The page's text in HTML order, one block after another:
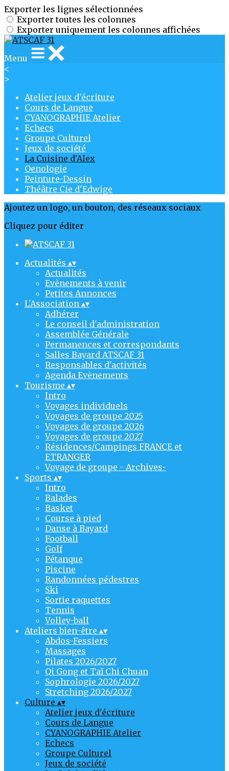
Exporter les lignes sélectionnées
Exporter toutes les colonnes
Exporter uniquement les colonnes affichées
Menu
<
>
Atelier jeux d'écriture
Cours de Langue
CYANOGRAPHIE Atelier
Echecs
Groupe Culturel
Jeux de société
La Cuisine d'Alex
Oenologie
Peinture-Dessin
Théâtre Cie d'Edwige
Ajoutez un logo, un bouton, des réseaux sociaux
Cliquez pour éditer
Actualités ▴▾
Actualités
Evènements à venir
Petites Annonces
L'Association ▴▾
Adhérer
Le conseil d'administration
Assemblée Générale
Permanences et correspondants
Salles Bayard ATSCAF 31
Responsables d'activités
Agenda Evènements
Tourisme ▴▾
Intro
Voyages individuels
Voyages de groupe 2025
Voyages de groupe 2026
Voyages de groupe 2027
Résidences/Campings FRANCE et
ETRANGER
Voyage de groupe - Archives-
Sports ▴▾
Intro
Balades
Basket
Course à pied
Danse à Bayard
Football
Golf
Pétanque
Piscine
Randonnées pédestres
Ski
Sortie raquettes
Tennis
Volley-ball
Ateliers bien-être ▴▾
Abdos-Fessiers
Massages
Pilates 2026/2027
Qi Gong et Taï Chi Chuan
Sophrologie 2026/2027
Stretching 2026/2027
Culture ▴▾
Atelier jeux d'écriture
Cours de Langue
CYANOGRAPHIE Atelier
Echecs
Groupe Culturel
Jeux de société